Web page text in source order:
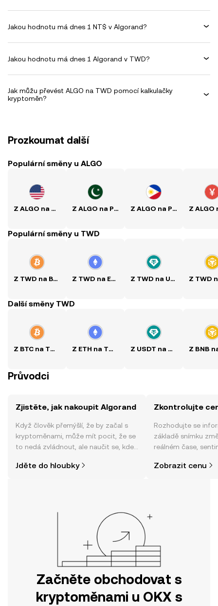
Jakou hodnotu má dnes 1 NT$ v Algorand?
Jakou hodnotu má dnes 1 Algorand v TWD?
Jak můžu převést ALGO na TWD pomocí kalkulačky
kryptoměn?
Prozkoumat další
Populární směny u ALGO
Z ALGO na USD Z ALGO na PKR Z ALGO na PHP
Populární směny u TWD
Z TWD na BTC Z TWD na ETH Z TWD na USDT
Další směny TWD
Z BTC na TWD Z ETH na TWD Z USDT na TWD
Průvodci
Zjistěte, jak nakoupit Algorand
Když člověk přemýšlí, že by začal s
kryptoměnami, může mít pocit, že se
to nedá zvládnout, ale naučit se, kde
jednodušší, než si myslíte. Odstartujte
Jděte do hloubky
Zkontrolujte
Rozhodujte se
základě snímku
reálném čase,
Zobrazit cenu
Začněte obchodovat s
kryptoměnami u OKX s